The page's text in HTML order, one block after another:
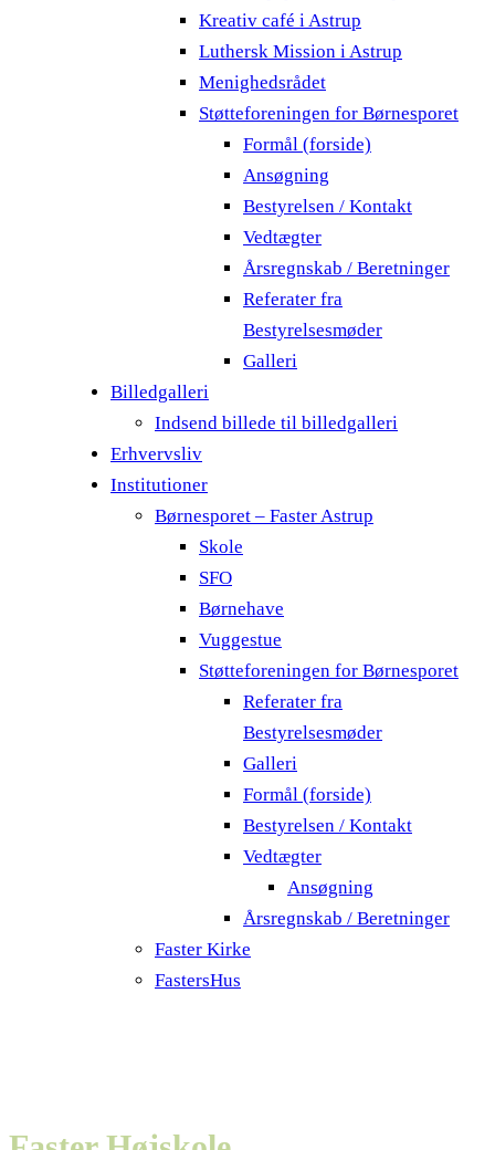
Kreativ café i Astrup
Luthersk Mission i Astrup
Menighedsrådet
Støtteforeningen for Børnesporet
Formål (forside)
Ansøgning
Bestyrelsen / Kontakt
Vedtægter
Årsregnskab / Beretninger
Referater fra
Bestyrelsesmøder
Galleri
Billedgalleri
Indsend billede til billedgalleri
Erhvervsliv
Institutioner
Børnesporet – Faster Astrup
Skole
SFO
Børnehave
Vuggestue
Støtteforeningen for Børnesporet
Referater fra
Bestyrelsesmøder
Galleri
Formål (forside)
Bestyrelsen / Kontakt
Vedtægter
Ansøgning
Årsregnskab / Beretninger
Faster Kirke
FastersHus